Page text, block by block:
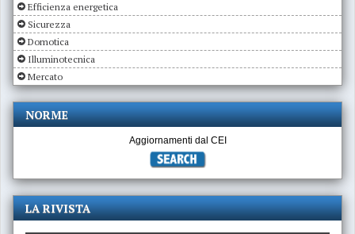
Efficienza energetica
Sicurezza
Domotica
Illuminotecnica
Mercato
NORME
Aggiornamenti dal CEI
LA RIVISTA